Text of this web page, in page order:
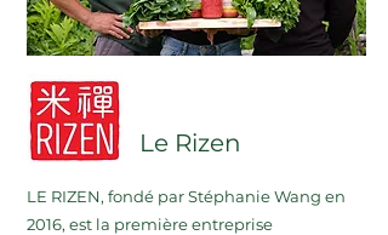
Le Rizen
LE RIZEN, fondé par Stéphanie Wang en
2016, est la première entreprise